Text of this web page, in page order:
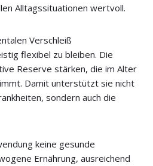
Alltagssituationen wertvoll.
Verschleiß
flexibel zu bleiben. Die
Reserve stärken, die im Alter
Damit unterstützt sie nicht
sondern auch die
keine gesunde
Ernährung, ausreichend